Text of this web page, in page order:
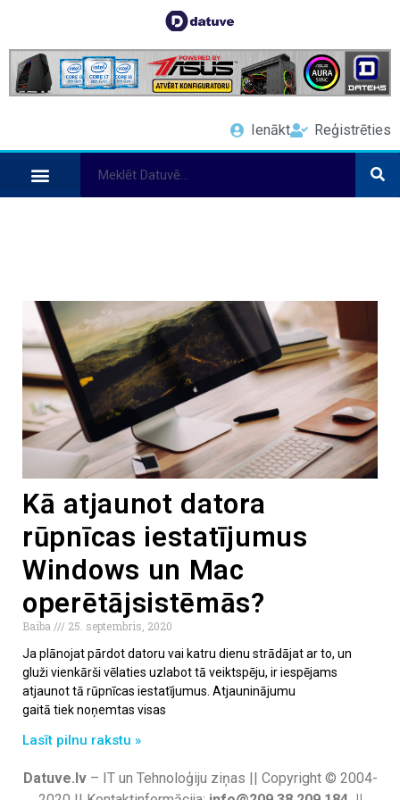
Ienākt Reģistrēties
Kā atjaunot datora
rūpnīcas iestatījumus
Windows un Mac
operētājsistēmās?
Baiba
25. septembris, 2020
Ja plānojat pārdot datoru vai katru dienu strādājat ar to, un
gluži vienkārši vēlaties uzlabot tā veiktspēju, ir iespējams
atjaunot tā rūpnīcas iestatījumus. Atjauninājumu
gaitā tiek noņemtas visas
Lasīt pilnu rakstu »
Datuve.lv– IT un Tehnoloģiju ziņas || Copyright © 2004-